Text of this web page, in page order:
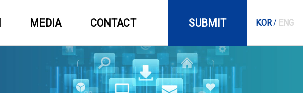
MEDIA CONTACT SUBMIT KOR/ ENG